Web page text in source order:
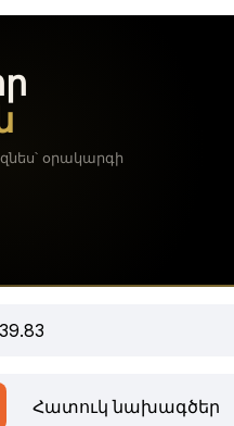
Հատուկ նախագծեր